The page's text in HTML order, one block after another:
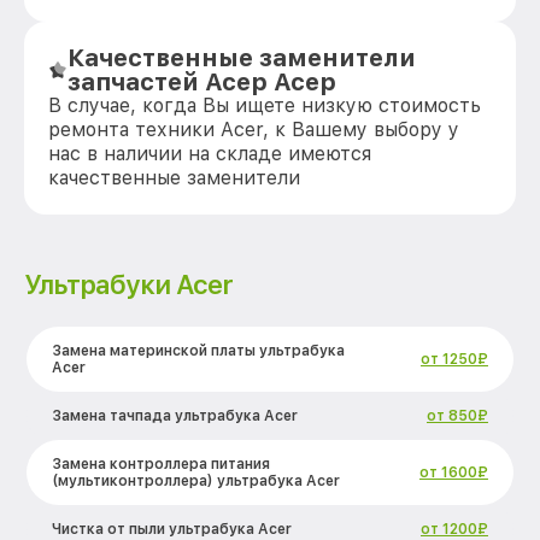
Качественные заменители
запчастей Асер Асер
В случае, когда Вы ищете низкую стоимость
ремонта техники Acer, к Вашему выбору у
нас в наличии на складе имеются
качественные заменители
Ультрабуки Acer
Замена материнской платы ультрабука
Acer
от 1250₽
Замена тачпада ультрабука Acer от 850₽
Замена контроллера питания
(мультиконтроллера) ультрабука Acer
от 1600₽
Чистка от пыли ультрабука Acer от 1200₽